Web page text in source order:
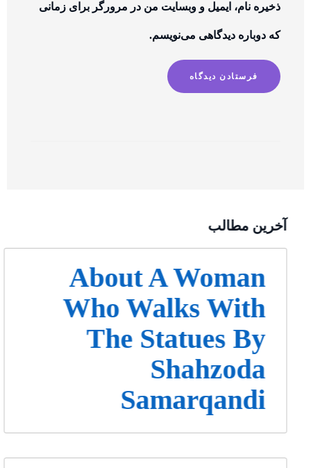
ذخیره نام، ایمیل و وبسایت من در مرورگر برای زمانی
که دوباره دیدگاهی می‌نویسم.
آخرین مطالب
About A Woman
Who Walks With
The Statues By
Shahzoda
Samarqandi